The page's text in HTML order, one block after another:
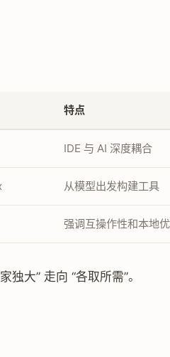
特点
IDE 与 AI 深度耦合
从模型出发构建工具
强调互操作性和本地
大” 走向 “各取所需”。